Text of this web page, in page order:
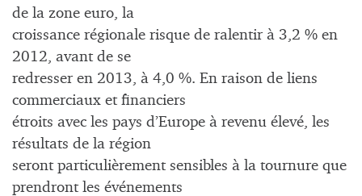
de la zone euro, la
croissance régionale risque de ralentir à 3,2 % en
2012, avant de se
redresser en 2013, à 4,0 %. En raison de liens
commerciaux et financiers
étroits avec les pays d’Europe à revenu élevé, les
résultats de la région
seront particulièrement sensibles à la tournure que
prendront les événements